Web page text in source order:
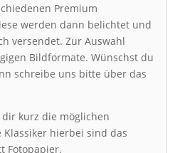
Premium
werden dann belichtet und
versendet. Zur Auswahl
Bildformate. Wünschst du
schreibe uns bitte über das
kurz die möglichen
hierbei sind das
Fotopapier.